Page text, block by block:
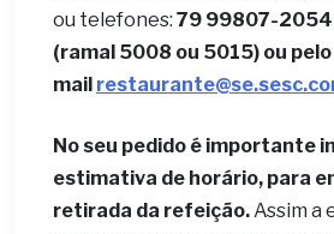
ou telefones: 79 99807-2054
(ramal 5008 ou 5015) ou pelo
mail
No seu pedido é importante
estimativa de horário, para
retirada da refeição.Assim a